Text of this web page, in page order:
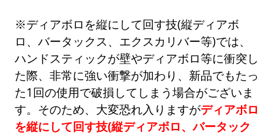
※ディアボロを縦にして回す技(縦ディアボ
ロ、バータックス、エクスカリバー等)では、
ハンドスティックが壁やディアボロ等に衝突し
た際、非常に強い衝撃が加わり、新品でもたっ
た1回の使用で破損してしまう場合がございま
す。そのため、大変恐れ入りますがディアボロ
を縦にして回す技(縦ディアボロ、バータック